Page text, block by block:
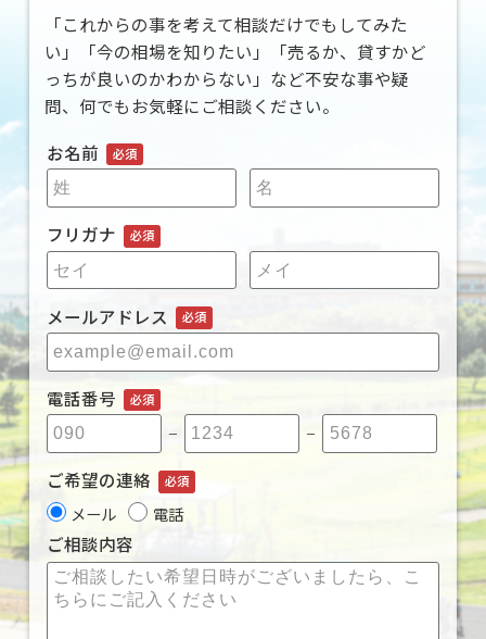
「これからの事を考えて相談だけでもしてみた
い」「今の相場を知りたい」「売るか、貸すかど
っちが良いのかわからない」など不安な事や疑
問、何でもお気軽にご相談ください。
お名前
必須
フリガナ 必須
メールアドレス 必須
電話番号 必須
ー ー
ご希望の連絡 必須
メール 電話
ご相談内容